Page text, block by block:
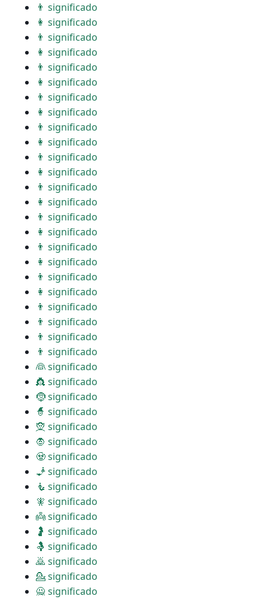
👨 significado
👩 significado
👨 significado
👩 significado
👨 significado
👩 significado
👨 significado
👩 significado
👨 significado
👩 significado
👨 significado
👩 significado
👨 significado
👩 significado
👨 significado
👩 significado
👨 significado
👩 significado
👨 significado
👩 significado
👨 significado
👨 significado
👨 significado
👨 significado
👰 significado
👸 significado
🤶 significado
🧙 significado
🧝 significado
🧛 significado
🧟 significado
🧞 significado
🧜 significado
🧚 significado
👼 significado
🤰 significado
🤱 significado
🙇 significado
💁 significado
🙅 significado